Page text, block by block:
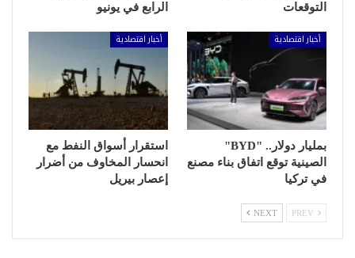
التوقعات
الرابع في يونيو
أخبار اقتصادية
بمليار دولار.. "BYD"
الصينية توقع اتفاق بناء مصنع
في تركيا
أخبار اقتصادية
استقرار أسواق النفط مع
انحسار المخاوف من أضرار
إعصار بيريل
NEXT